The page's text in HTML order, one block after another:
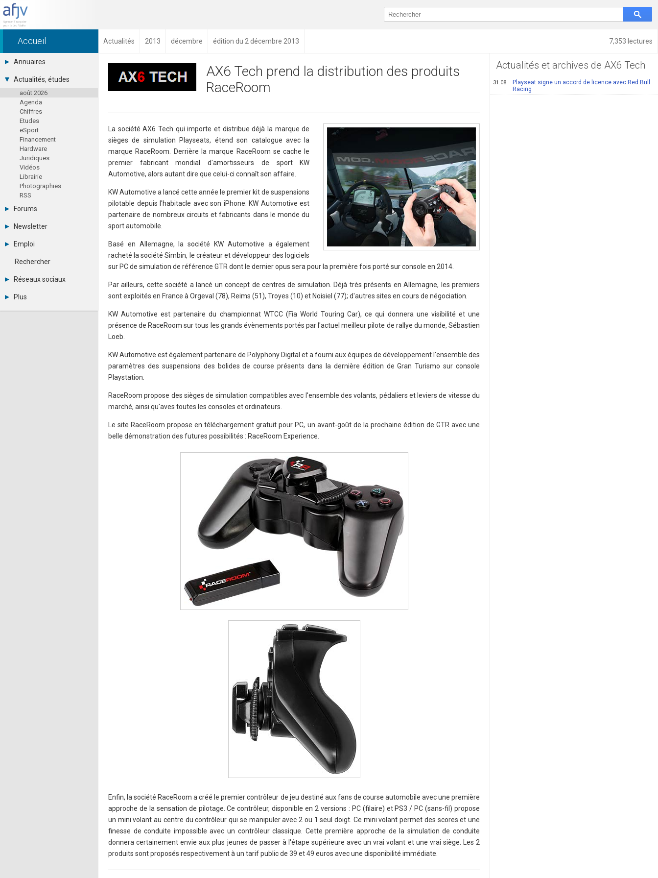
7,353 lectures
Accueil Actualités 2013 décembre édition du 2 décembre 2013
Annuaires
Toutes les sociétés (691)
Studios (418)
Editeurs (49)
Distributeurs (16)
Hard. / Accessoires (10)
Middlewares (15)
Prestataires (99)
Assoc. / Syndicats (21)
Formations / Ecoles (46)
Presse spécialisée (17)
Actualités, études
août 2026
Agenda
Chiffres
Etudes
eSport
Financement
Hardware
Juridiques
Vidéos
Librairie
Photographies
RSS
Forums
Tous les forums
Se connecter
Messages privés
Contacter un modérateur
Newsletter
Archives
Abonnement
Emploi
Consulter les annonces
Observatoire de l'emploi
Rechercher
Réseaux sociaux
LinkedIn
Plus
Annonceurs
AX6 Tech prend la distribution des produits
RaceRoom
La société AX6 Tech qui importe et distribue déjà la marque de
sièges de simulation Playseats, étend son catalogue avec la
marque RaceRoom. Derrière la marque RaceRoom se cache le
premier fabricant mondial d'amortisseurs de sport KW
Automotive, alors autant dire que celui-ci connaît son affaire.
KW Automotive a lancé cette année le premier kit de suspensions
pilotable depuis l'habitacle avec son iPhone. KW Automotive est
partenaire de nombreux circuits et fabricants dans le monde du
sport automobile.
Basé en Allemagne, la société KW Automotive a également
racheté la société Simbin, le créateur et développeur des logiciels
sur PC de simulation de référence GTR dont le dernier opus sera pour la première fois porté sur console en 2014.
Par ailleurs, cette société a lancé un concept de centres de simulation. Déjà très présents en Allemagne, les premiers
sont exploités en France à Orgeval (78), Reims (51), Troyes (10) et Noisiel (77); d'autres sites en cours de négociation.
KW Automotive est partenaire du championnat WTCC (Fia World Touring Car), ce qui donnera une visibilité et une
présence de RaceRoom sur tous les grands évènements portés par l'actuel meilleur pilote de rallye du monde, Sébastien
Loeb.
KW Automotive est également partenaire de Polyphony Digital et a fourni aux équipes de développement l'ensemble des
paramètres des suspensions des bolides de course présents dans la dernière édition de Gran Turismo sur console
Playstation.
RaceRoom propose des sièges de simulation compatibles avec l'ensemble des volants, pédaliers et leviers de vitesse du
marché, ainsi qu'aves toutes les consoles et ordinateurs.
Le site RaceRoom propose en téléchargement gratuit pour PC, un avant-goût de la prochaine édition de GTR avec une
belle démonstration des futures possibilités : RaceRoom Experience.
Enfin, la société RaceRoom a créé le premier contrôleur de jeu destiné aux fans de course automobile avec une première
approche de la sensation de pilotage. Ce contrôleur, disponible en 2 versions : PC (filaire) et PS3 / PC (sans-fil) propose
un mini volant au centre du contrôleur qui se manipuler avec 2 ou 1 seul doigt. Ce mini volant permet des scores et une
finesse de conduite impossible avec un contrôleur classique. Cette première approche de la simulation de conduite
donnera certainement envie aux plus jeunes de passer à l'étape supérieure avec un vrai volant et une vrai siège. Les 2
produits sont proposés respectivement à un tarif public de 39 et 49 euros avec une disponibilité immédiate.
Actualités et archives de AX6 Tech
31.08
Playseat signe un accord de licence avec Red Bull
Racing